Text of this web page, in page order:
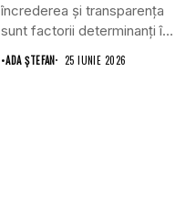
încrederea și transparența
sunt factorii determinanți în
alegerea service-ului auto,...
•ADA ȘTEFAN 25 IUNIE 2026